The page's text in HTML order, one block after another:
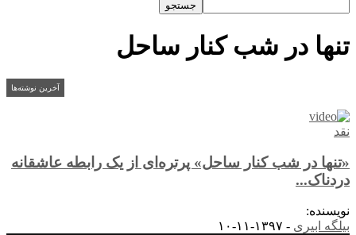
تنها در شب کنار ساحل
آخرین نوشته‌ها
نقد
«تنها در شب کنار ساحل» پرتره‌ای از یک رابطه عاشقانه
دردناک...
نویسنده:
بیلگه ابیری - ۱۳۹۷-۱۱-۱۰